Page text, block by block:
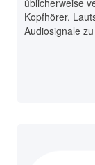
Kopfhörer,
Audiosignale